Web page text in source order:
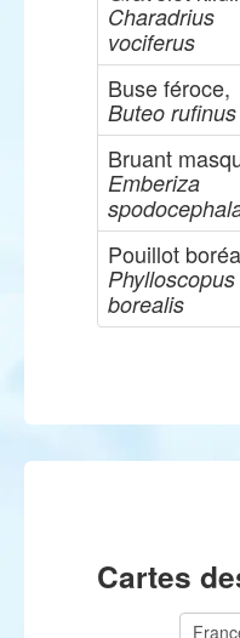
Charadrius
vociferus
Buse féroce,
Buteo rufinus
Bruant
Emberiza
Pouillot
Phylloscopus
borealis
Cartes